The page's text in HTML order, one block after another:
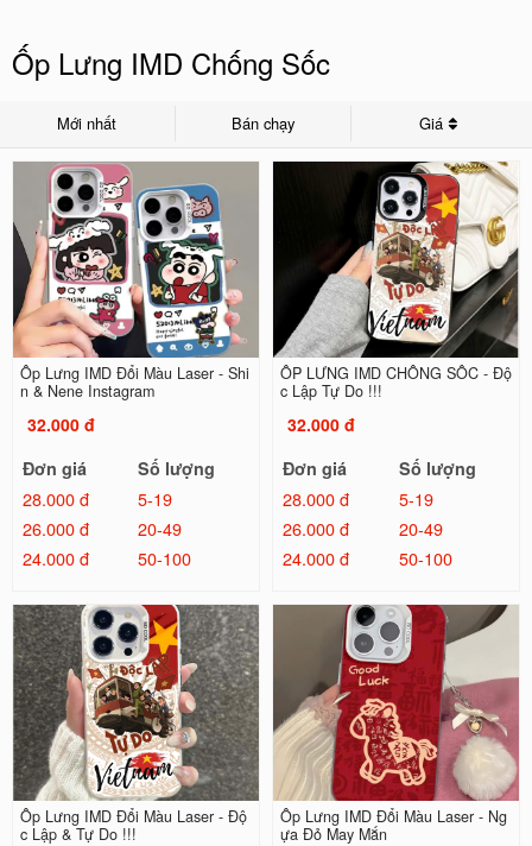
Ốp Lưng IMD Chống Sốc
Mới nhất Bán chạy Giá
Ốp Lưng IMD Đổi Màu Laser - Shi
n & Nene Instagram
32.000 đ
Đơn giá
Số lượng
28.000 đ
5-19
26.000 đ
20-49
24.000 đ
50-100
ỐP LƯNG IMD CHỐNG SỐC - Độ
c Lập Tự Do !!!
32.000 đ
Đơn giá
Số lượng
28.000 đ
5-19
26.000 đ
20-49
24.000 đ
50-100
Ốp Lưng IMD Đổi Màu Laser - Độ
c Lập & Tự Do !!!
Ốp Lưng IMD Đổi Màu Laser - Ng
ựa Đỏ May Mắn